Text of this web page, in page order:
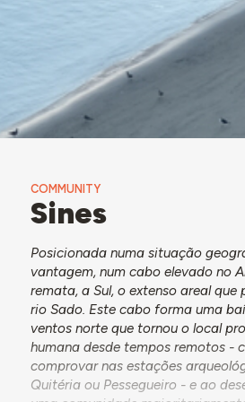
COMMUNITY
Sines
Posicionada numa situação
vantagem, num cabo elevado no
remata, a Sul, o extenso areal
rio Sado. Este cabo forma uma
ventos norte que tornou o local
humana desde tempos remotos -
comprovar nas estações
Quitéria ou Pessegueiro - e ao